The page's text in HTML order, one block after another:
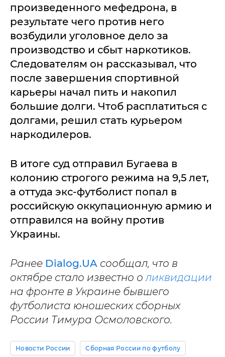
произведенного мефедрона, в
результате чего против него
возбудили уголовное дело за
производство и сбыт наркотиков.
Следователям он рассказывал, что
после завершения спортивной
карьеры начал пить и накопил
большие долги. Чтоб расплатиться с
долгами, решил стать курьером
наркодилеров.
В итоге суд отправил Бугаева в
колонию строгого режима на 9,5 лет,
а оттуда экс-футболист попал в
российскую оккупационную армию и
отправился на войну против
Украины.
Ранее Dialog.UA сообщал, что в
октябре стало известно оликвидации
на фронте в Украине бывшего
футболиста юношеских сборных
России Тимура Осмоловского.
Новости России Сборная России по футболу